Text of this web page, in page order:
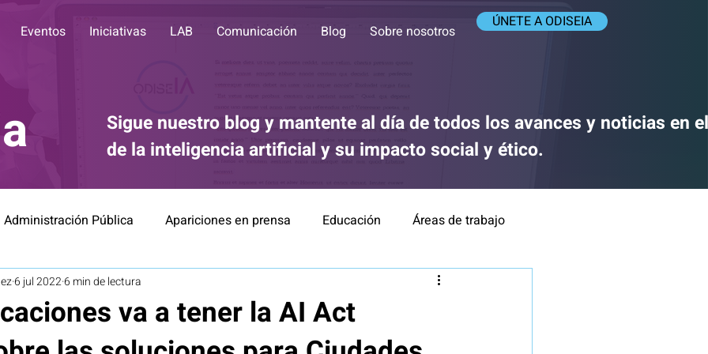
Eventos Iniciativas LAB Comunicación Blog Sobre nosotros
ÚNETE A ODISEIA
Sigue nuestro blog y mantente al día de todos los avances y noticias en
de la inteligencia artificial y su impacto social y ético.
Administración Pública Apariciones en prensa Educación Áreas de trabajo
Divulgación Comunicación Ética y Responsabilidad
Finanzas Relación Robots-Personas Noticias IA y medios de comunicación
va a tener la AI Act
6 jul 20226 min de lectura